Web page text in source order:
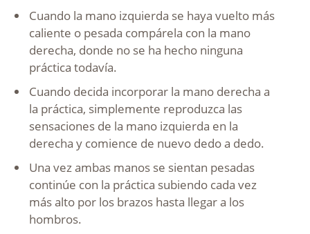
Cuando la mano izquierda se haya vuelto más
caliente o pesada compárela con la mano
derecha, donde no se ha hecho ninguna
práctica todavía.
Cuando decida incorporar la mano derecha a
la práctica, simplemente reproduzca las
sensaciones de la mano izquierda en la
derecha y comience de nuevo dedo a dedo.
Una vez ambas manos se sientan pesadas
continúe con la práctica subiendo cada vez
más alto por los brazos hasta llegar a los
hombros.